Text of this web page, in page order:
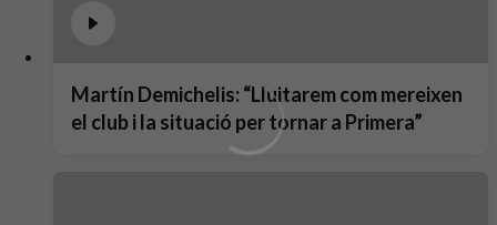
Martín Demichelis: “Lluitarem com mereixen
el club i la situació per tornar a Primera”